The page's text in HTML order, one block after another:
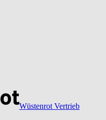
Wüstenrot Vertrieb